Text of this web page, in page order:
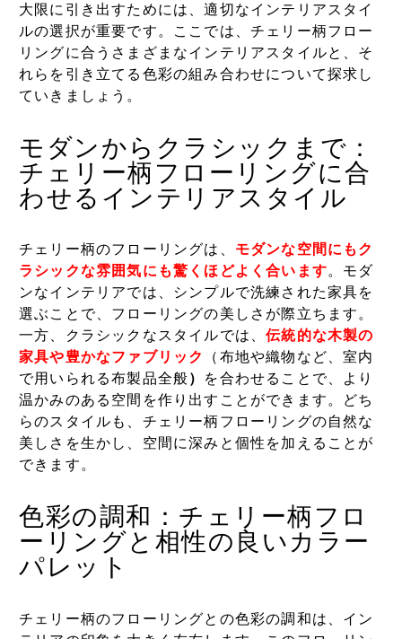
大限に引き出すためには、適切なインテリアスタイ
ルの選択が重要です。ここでは、チェリー柄フロー
リングに合うさまざまなインテリアスタイルと、そ
れらを引き立てる色彩の組み合わせについて探求し
ていきましょう。
モダンからクラシックまで：
チェリー柄フローリングに合
わせるインテリアスタイル
チェリー柄のフローリングは、 モダンな空間にもク
ラシックな雰囲気にも驚くほどよく合います。モダ
ンなインテリアでは、シンプルで洗練された家具を
選ぶことで、フローリングの美しさが際立ちます。
一方、クラシックなスタイルでは、伝統的な木製の
家具や豊かなファブリック
（布地や織物など、室内
で用いられる布製品全般） を合わせることで、より
温かみのある空間を作り出すことができます。どち
らのスタイルも、チェリー柄フローリングの自然な
美しさを生かし、空間に深みと個性を加えることが
できます。
色彩の調和：チェリー柄フロ
ーリングと相性の良いカラー
パレット
チェリー柄のフローリングとの色彩の調和は、イン